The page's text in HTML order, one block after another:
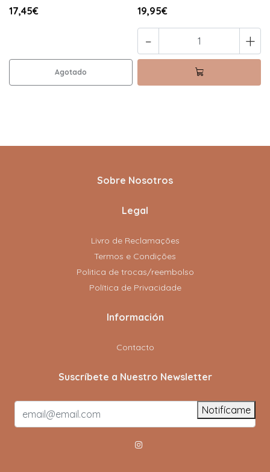
17,45€
Agotado
19,95€
- +
Sobre Nosotros
Legal
Livro de Reclamações
Termos e Condições
Politica de trocas/reembolso
Política de Privacidade
Información
Contacto
Suscríbete a Nuestro Newsletter
Notifícame